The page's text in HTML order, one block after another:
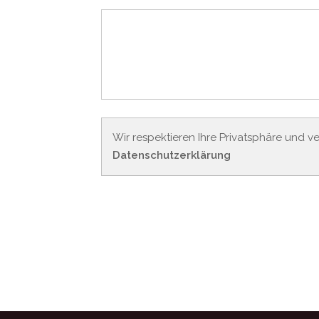
Wir respektieren Ihre Privatsphäre und
Datenschutzerklärung